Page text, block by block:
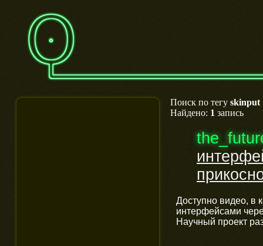
Поиск по тегу skinput
Найдено: 1 запись
Доступно видео, в
интерфейсами
Научный проект